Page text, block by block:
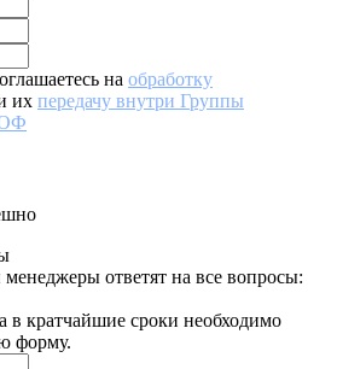
на обработку
их передачу внутри Группы
ответят на все вопросы:
в кратчайшие сроки необходимо
форму.